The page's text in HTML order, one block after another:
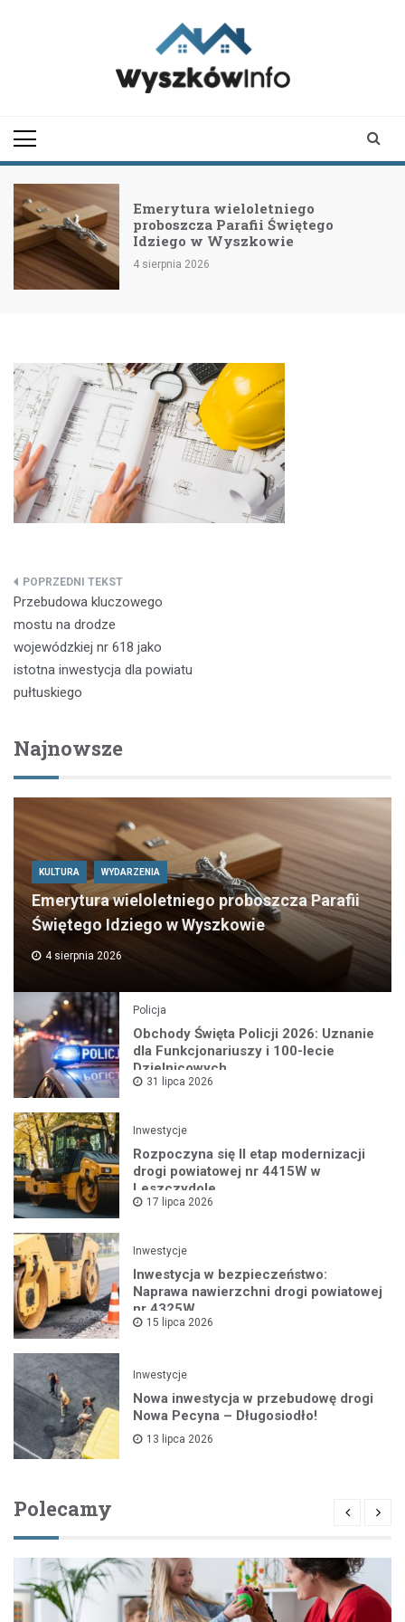
Emerytura wieloletniego
proboszcza Parafii Świętego
Idziego w Wyszkowie
4 sierpnia 2026
Nawigacja
wpisu
Przebudowa kluczowego
mostu na drodze
wojewódzkiej nr 618 jako
istotna inwestycja dla powiatu
pułtuskiego
Najnowsze
KULTURA WYDARZENIA
Emerytura wieloletniego proboszcza Parafii
Świętego Idziego w Wyszkowie
4 sierpnia 2026
Policja
Obchody Święta Policji 2026: Uznanie
dla Funkcjonariuszy i 100-lecie
Dzielnicowych
31 lipca 2026
Inwestycje
Rozpoczyna się II etap modernizacji
drogi powiatowej nr 4415W w
Leszczydole
17 lipca 2026
Inwestycje
Inwestycja w bezpieczeństwo:
Naprawa nawierzchni drogi powiatowej
nr 4325W
15 lipca 2026
Inwestycje
Nowa inwestycja w przebudowę drogi
Nowa Pecyna – Długosiodło!
13 lipca 2026
Polecamy